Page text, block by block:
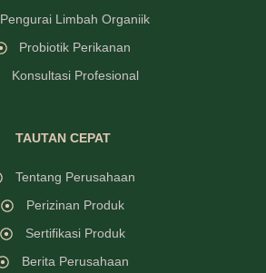
Pengurai Limbah Organiik
Probiotik Perikanan
Konsultasi Profesional
TAUTAN CEPAT
Tentang Perusahaan
Perizinan Produk
Sertifikasi Produk
Berita Perusahaan